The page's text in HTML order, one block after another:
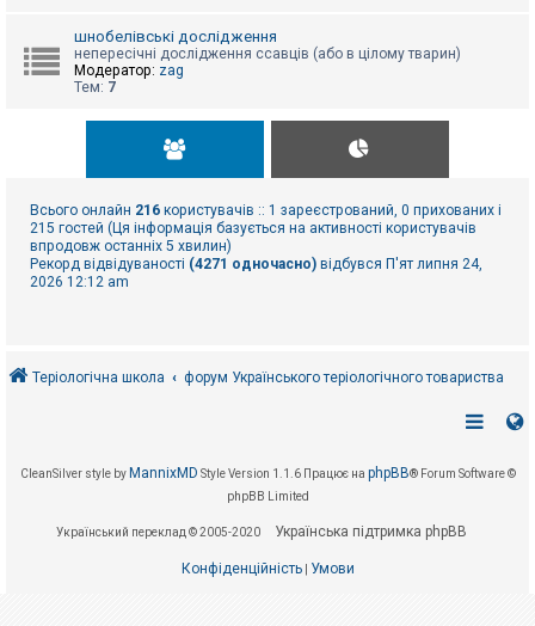
шнобелівські дослідження
непересічні дослідження ссавців (або в цілому тварин)
Модератор: zag
Тем: 7
Всього онлайн 216 користувачів :: 1 зареєстрований, 0 прихованих і
215 гостей (Ця інформація базується на активності користувачів
впродовж останніх 5 хвилин)
Рекорд відвідуваності (4271 одночасно) відбувся П'ят липня 24,
2026 12:12 am
Теріологічна школа форум Українського теріологічного товариства
CleanSilver style by MannixMD Style Version 1.1.6 Працює на phpBB® Forum Software ©
phpBB Limited
Український переклад © 2005-2020 Українська підтримка phpBB
Конфіденційність| Умови